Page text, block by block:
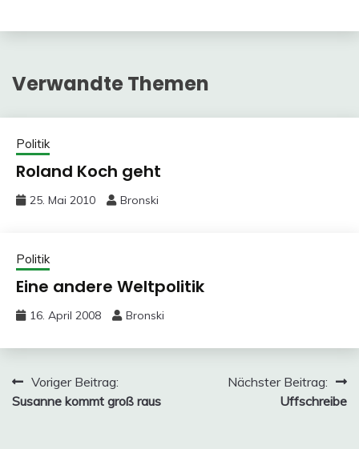
Verwandte Themen
Politik
Roland Koch geht
25. Mai 2010 Bronski
Politik
Eine andere Weltpolitik
16. April 2008 Bronski
Beitragsnavigation
Voriger Beitrag:
Susanne kommt groß raus
Nächster Beitrag:
Uffschreibe